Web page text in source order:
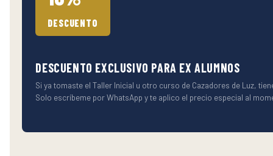
DESCUENTO
DESCUENTO EXCLUSIVO PARA EX ALUMNOS
Si ya tomaste el Taller Inicial u otro curso de Cazadores de Luz,
Solo escríbeme por WhatsApp y te aplico el precio especial al